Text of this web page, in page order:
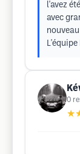
l'avez
avec
L'équipe
0